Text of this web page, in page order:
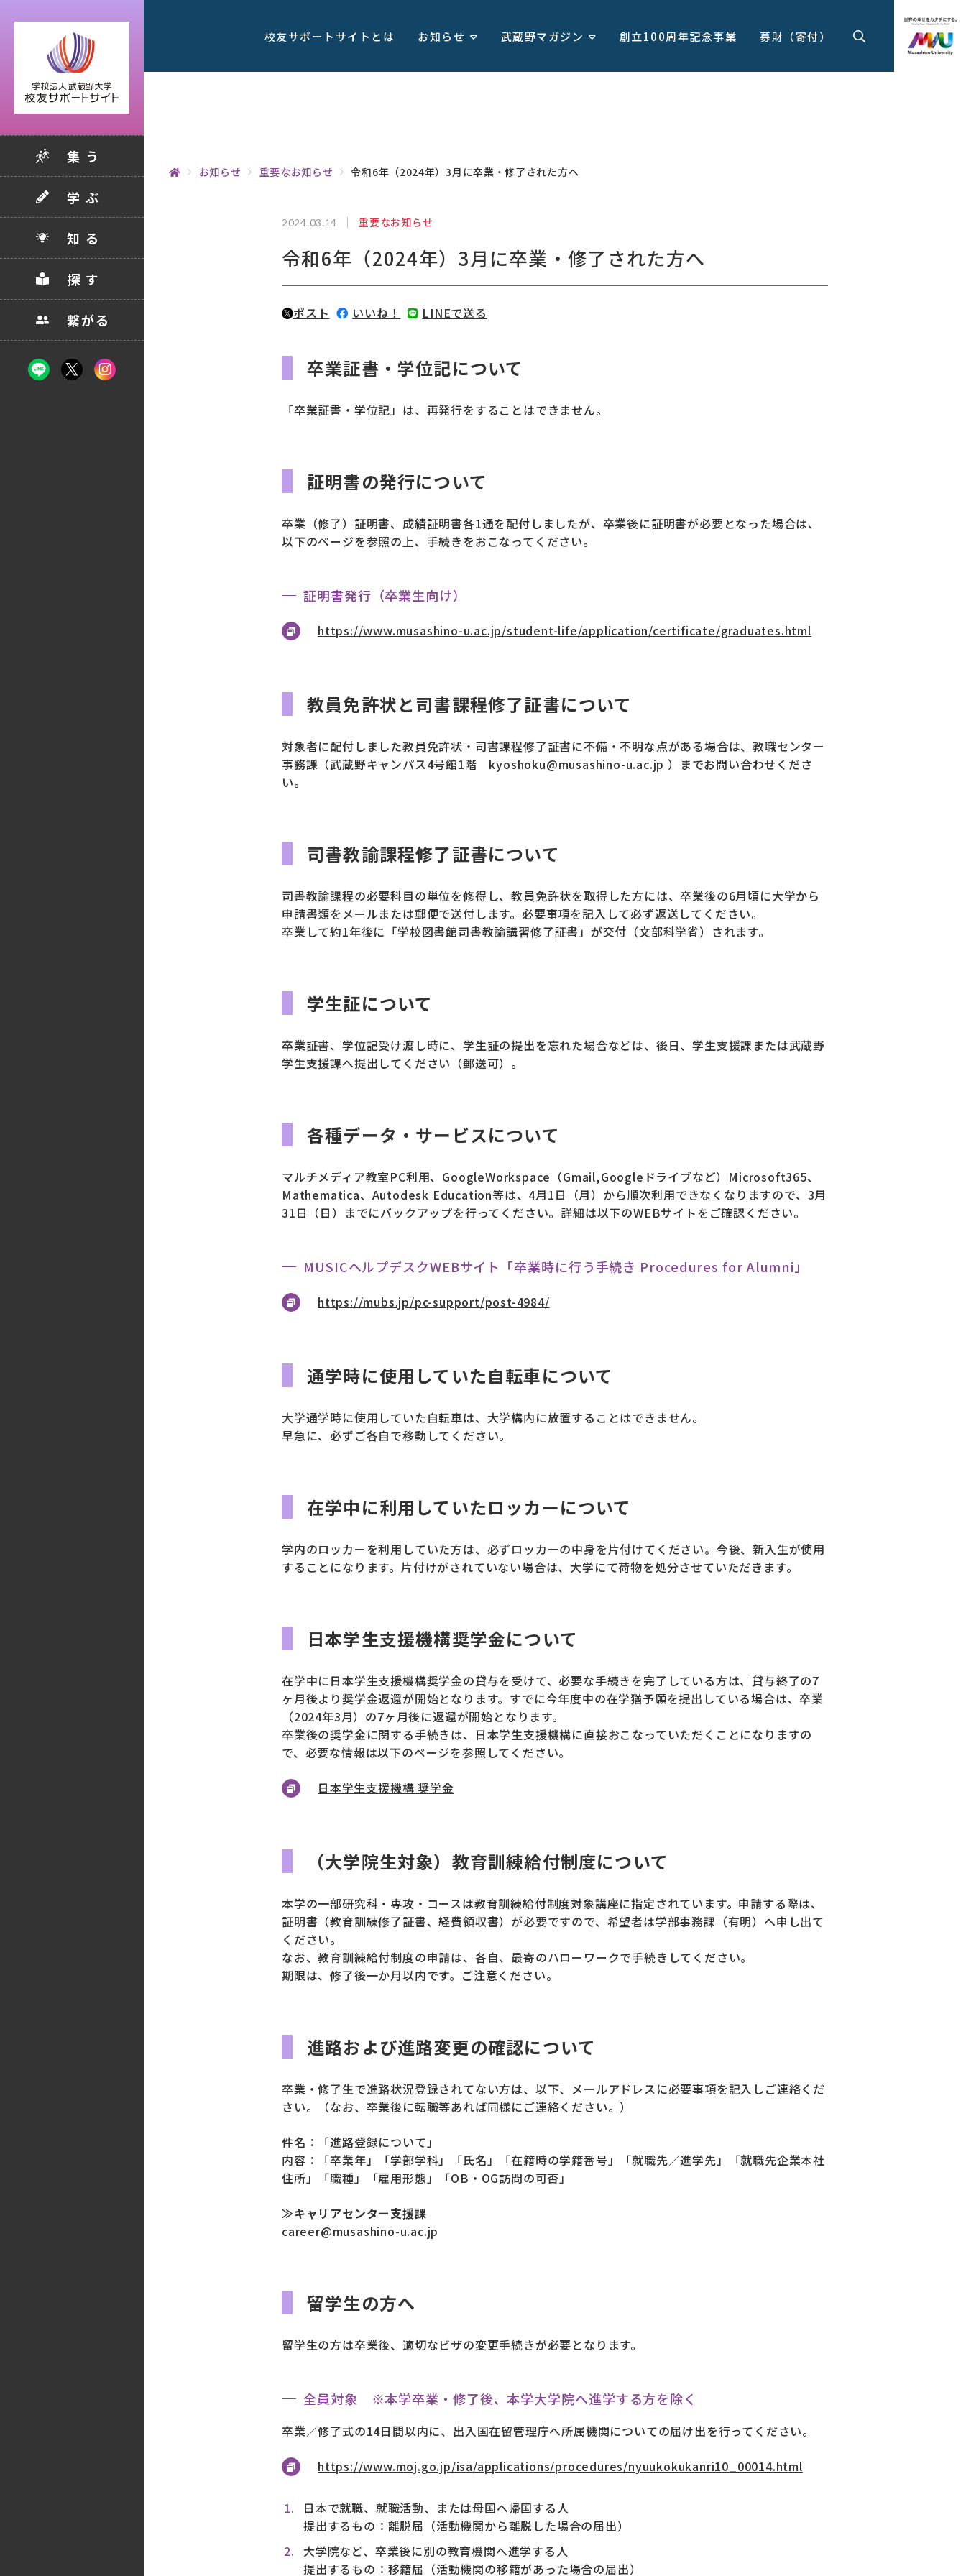
校友サポートサイトとは お知らせ 武蔵野マガジン 創立100周年記念事業 募財（寄付）
集 う
学 ぶ
知 る
探 す
繋がる
お知らせ 重要なお知らせ 令和6年（2024年）3月に卒業・修了された方へ
2024.03.14 重要なお知らせ
令和6年（2024年）3月に卒業・修了された方へ
ポスト いいね！ LINEで送る
卒業証書・学位記について
「卒業証書・学位記」は、再発行をすることはできません。
証明書の発行について
卒業（修了）証明書、成績証明書各1通を配付しましたが、卒業後に証明書が必要となった場合は、
以下のページを参照の上、手続きをおこなってください。
証明書発行（卒業生向け）
https://www.musashino-u.ac.jp/student-life/application/certificate/graduates.html
教員免許状と司書課程修了証書について
対象者に配付しました教員免許状・司書課程修了証書に不備・不明な点がある場合は、教職センター
事務課（武蔵野キャンパス4号館1階 kyoshoku@musashino-u.ac.jp ）までお問い合わせくださ
い。
司書教諭課程修了証書について
司書教諭課程の必要科目の単位を修得し、教員免許状を取得した方には、卒業後の6月頃に大学から
申請書類をメールまたは郵便で送付します。必要事項を記入して必ず返送してください。
卒業して約1年後に「学校図書館司書教諭講習修了証書」が交付（文部科学省）されます。
学生証について
卒業証書、学位記受け渡し時に、学生証の提出を忘れた場合などは、後日、学生支援課または武蔵野
学生支援課へ提出してください（郵送可）。
各種データ・サービスについて
マルチメディア教室PC利用、GoogleWorkspace（Gmail,Googleドライブなど）Microsoft365、
Mathematica、Autodesk Education等は、4月1日（月）から順次利用できなくなりますので、3月
31日（日）までにバックアップを行ってください。詳細は以下のWEBサイトをご確認ください。
MUSICヘルプデスクWEBサイト「卒業時に行う手続き Procedures for Alumni」
https://mubs.jp/pc-support/post-4984/
通学時に使用していた自転車について
大学通学時に使用していた自転車は、大学構内に放置することはできません。
早急に、必ずご各自で移動してください。
在学中に利用していたロッカーについて
学内のロッカーを利用していた方は、必ずロッカーの中身を片付けてください。今後、新入生が使用
することになります。片付けがされていない場合は、大学にて荷物を処分させていただきます。
日本学生支援機構奨学金について
在学中に日本学生支援機構奨学金の貸与を受けて、必要な手続きを完了している方は、貸与終了の7
ヶ月後より奨学金返還が開始となります。すでに今年度中の在学猶予願を提出している場合は、卒業
（2024年3月）の7ヶ月後に返還が開始となります。
卒業後の奨学金に関する手続きは、日本学生支援機構に直接おこなっていただくことになりますの
で、必要な情報は以下のページを参照してください。
日本学生支援機構 奨学金
（大学院生対象）教育訓練給付制度について
本学の一部研究科・専攻・コースは教育訓練給付制度対象講座に指定されています。申請する際は、
証明書（教育訓練修了証書、経費領収書）が必要ですので、希望者は学部事務課（有明）へ申し出て
ください。
なお、教育訓練給付制度の申請は、各自、最寄のハローワークで手続きしてください。
期限は、修了後一か月以内です。ご注意ください。
進路および進路変更の確認について
卒業・修了生で進路状況登録されてない方は、以下、メールアドレスに必要事項を記入しご連絡くだ
さい。（なお、卒業後に転職等あれば同様にご連絡ください。）
件名：「進路登録について」
内容：「卒業年」「学部学科」「氏名」「在籍時の学籍番号」「就職先／進学先」「就職先企業本社
住所」「職種」「雇用形態」「OB・OG訪問の可否」
≫キャリアセンター支援課
career@musashino-u.ac.jp
留学生の方へ
留学生の方は卒業後、適切なビザの変更手続きが必要となります。
全員対象 ※本学卒業・修了後、本学大学院へ進学する方を除く
卒業／修了式の14日間以内に、出入国在留管理庁へ所属機関についての届け出を行ってください。
https://www.moj.go.jp/isa/applications/procedures/nyuukokukanri10_00014.html
日本で就職、就職活動、または母国へ帰国する人
提出するもの：離脱届（活動機関から離脱した場合の届出）
大学院など、卒業後に別の教育機関へ進学する人
提出するもの：移籍届（活動機関の移籍があった場合の届出）